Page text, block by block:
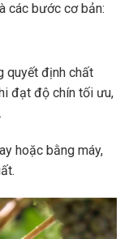
các bước cơ bản:
quyết định chất
đạt độ chín tối ưu,
hoặc bằng máy,